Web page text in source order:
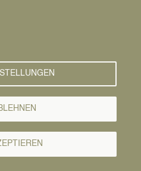
& Angebote
Fachkräfte viele lokale
und Beratung.
gedruckten
wir uns darauf, Ihnen
bereitstellen zu